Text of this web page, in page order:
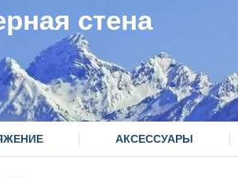
стена
АКСЕССУАРЫ